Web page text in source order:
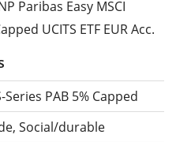
Paribas Easy MSCI
UCITS ETF EUR Acc.
Series PAB 5% Capped
Social/durable